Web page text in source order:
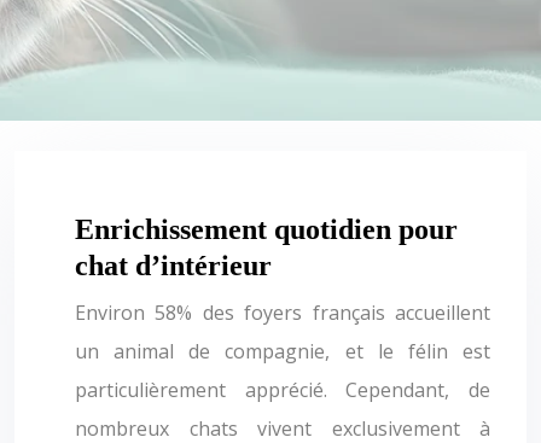
Enrichissement quotidien pour
chat d’intérieur
Environ 58% des foyers français accueillent
un animal de compagnie, et le félin est
particulièrement apprécié. Cependant, de
nombreux chats vivent exclusivement à